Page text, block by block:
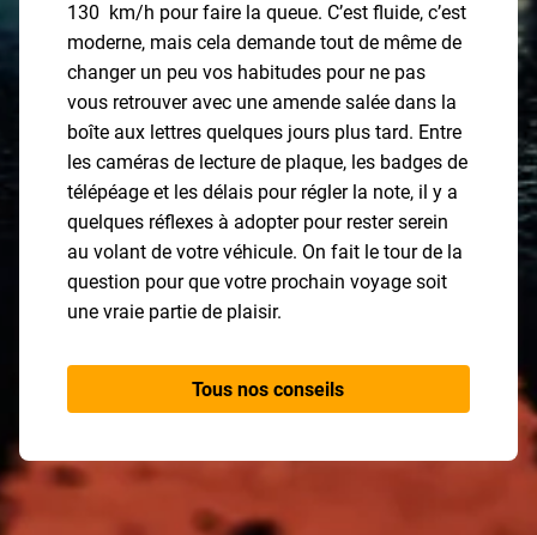
130 km/h pour faire la queue. C’est fluide, c’est
moderne, mais cela demande tout de même de
changer un peu vos habitudes pour ne pas
vous retrouver avec une amende salée dans la
boîte aux lettres quelques jours plus tard. Entre
les caméras de lecture de plaque, les badges de
télépéage et les délais pour régler la note, il y a
quelques réflexes à adopter pour rester serein
au volant de votre véhicule. On fait le tour de la
question pour que votre prochain voyage soit
une vraie partie de plaisir.
Tous nos conseils